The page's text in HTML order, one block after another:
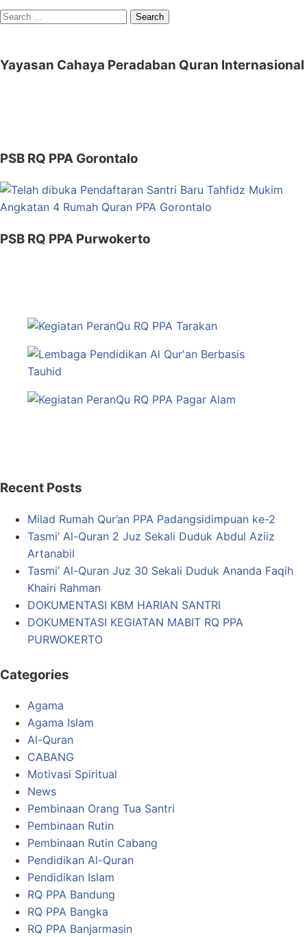
Search
Yayasan Cahaya Peradaban Quran Internasional
PSB RQ PPA Gorontalo
PSB RQ PPA Purwokerto
Recent Posts
Milad Rumah Qur’an PPA Padangsidimpuan ke-2
Tasmi’ Al-Quran 2 Juz Sekali Duduk Abdul Aziiz
Artanabil
Tasmi’ Al-Quran Juz 30 Sekali Duduk Ananda Faqih
Khairi Rahman
DOKUMENTASI KBM HARIAN SANTRI
DOKUMENTASI KEGIATAN MABIT RQ PPA
PURWOKERTO
Categories
Agama
Agama Islam
Al-Quran
CABANG
Motivasi Spiritual
News
Pembinaan Orang Tua Santri
Pembinaan Rutin
Pembinaan Rutin Cabang
Pendidikan Al-Quran
Pendidikan Islam
RQ PPA Bandung
RQ PPA Bangka
RQ PPA Banjarmasin